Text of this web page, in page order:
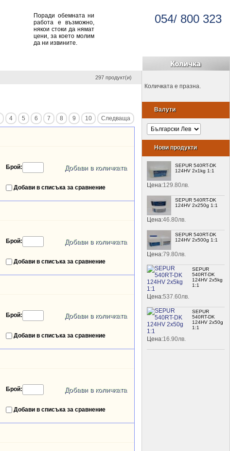
Поради обемната ни
работа е възможно,
някои стоки да нямат
цени, за което молим
да ни извините.
054/ 800 323
297 продукт(и)
4 5 6 7 8 9 10 Следваща
Брой:
Добави в списъка за сравнение
Брой:
Добави в списъка за сравнение
Брой:
Добави в списъка за сравнение
Брой:
Добави в списъка за сравнение
Количката е празна.
Валути
Нови продукти
SEPUR 540RT-DK
124HV 2x1kg 1:1
Цена:129.80лв.
SEPUR 540RT-DK
124HV 2x250g 1:1
Цена:46.80лв.
SEPUR 540RT-DK
124HV 2x500g 1:1
Цена:79.80лв.
SEPUR
540RT-DK
124HV 2x5kg
1:1
Цена:537.60лв.
SEPUR
540RT-DK
124HV 2x50g
1:1
Цена:16.90лв.